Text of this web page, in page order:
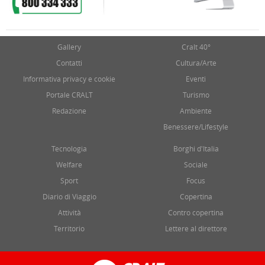
Gallery
Contatti
Informativa privacy e cookie
Portale CRALT
Redazione
Cralt 40°
Cultura/Arte
Eventi
Turismo
Ambiente
Benessere/Lifestyle
Tecnologia
Welfare
Sport
Diario di Viaggio
Attività
Territorio
Borghi d'Italia
Sociale
Focus
Copertina
Contro copertina
Lettere al direttore